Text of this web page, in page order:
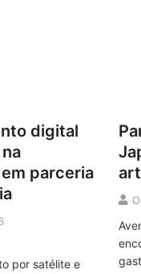
digital
parceria
por satélite e